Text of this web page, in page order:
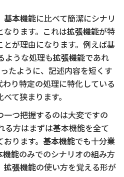
基本機能に比べて簡潔にシナリ
ります。これは拡張機能が特
が理由になります。例えば基
ような処理も拡張機能であれ
たように、記述内容を短くす
り特定の処理に特化している
べて狭まります。
つ把握するのは大変ですの
方はまずは基本機能を全て
ります。 基本機能でも十分業
機能のみでのシナリオの組み方
拡張機能の使い方を覚える形が